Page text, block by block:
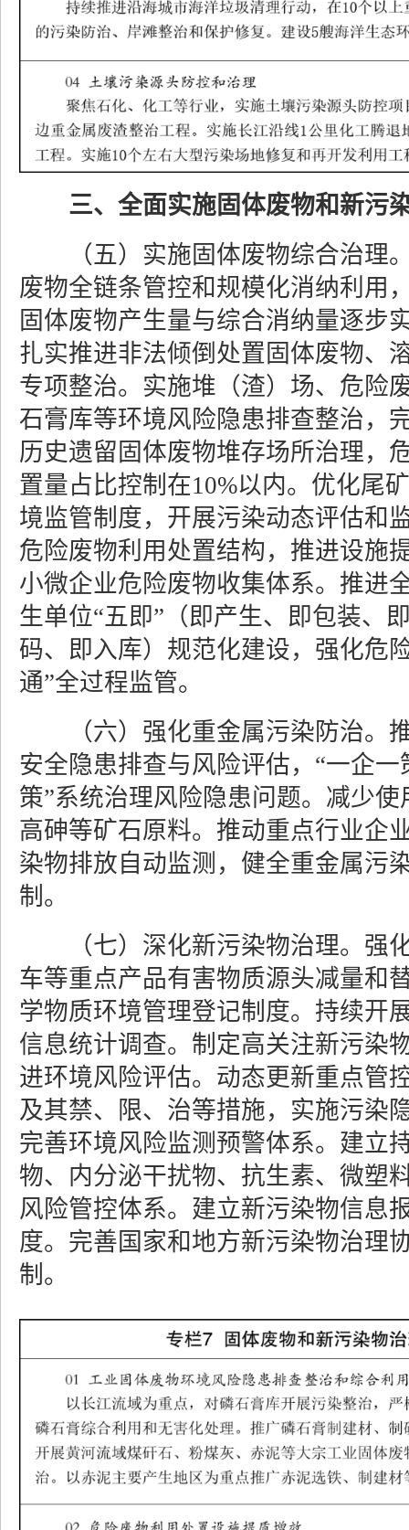
三、全面实施固体废物和新污
（五）实施固体废物综合治理
废物全链条管控和规模化消纳利用
固体废物产生量与综合消纳量逐步
扎实推进非法倾倒处置固体废物、
专项整治。实施堆（渣）场、危险
石膏库等环境风险隐患排查整治，
历史遗留固体废物堆存场所治理，
置量占比控制在10%以内。优化尾
境监管制度，开展污染动态评估和
危险废物利用处置结构，推进设施
小微企业危险废物收集体系。推进
生单位“五即”（即产生、即包装、
码、即入库）规范化建设，强化危
通”全过程监管。
（六）强化重金属污染防治。
安全隐患排查与风险评估，“一企一
策”系统治理风险隐患问题。减少
高砷等矿石原料。推动重点行业企
染物排放自动监测，健全重金属污
制。
（七）深化新污染物治理。 强
车等重点产品有害物质源头减量和
学物质环境管理登记制度。持续开
信息统计调查。制定高关注新污染
进环境风险评估。动态更新重点管
及其禁、限、治等措施，实施污染
完善环境风险监测预警体系。建立
物、内分泌干扰物、抗生素、微塑
风险管控体系。建立新污染物信息
度。完善国家和地方新污染物治理
制。